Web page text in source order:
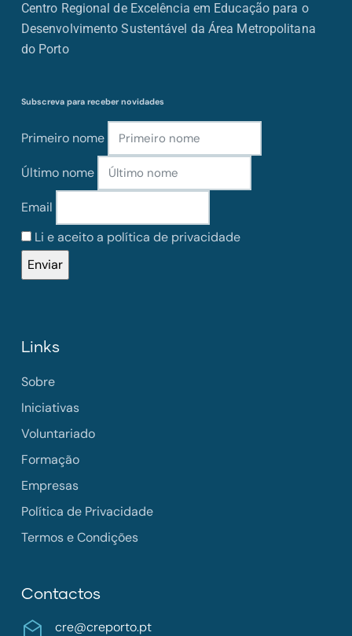
Centro Regional de Excelência em Educação para o
Desenvolvimento Sustentável da Área Metropolitana
do Porto
Subscreva para receber novidades
Primeiro nome
Último nome
Email
Li e aceito a política de privacidade
Links
Sobre
Iniciativas
Voluntariado
Formação
Empresas
Política de Privacidade
Termos e Condições
Contactos
cre@creporto.pt